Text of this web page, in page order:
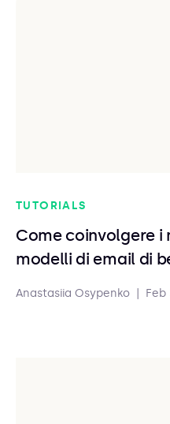
TUTORIALS
Come coinvolgere i
modelli di email di
Anastasiia Osypenko Feb